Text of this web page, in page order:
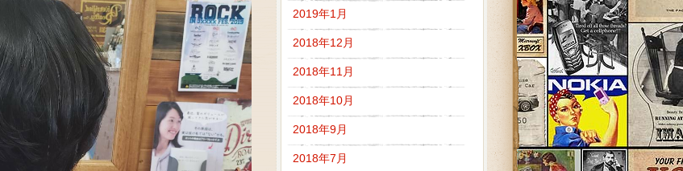
2019年1月
2018年12月
2018年11月
2018年10月
2018年9月
2018年7月